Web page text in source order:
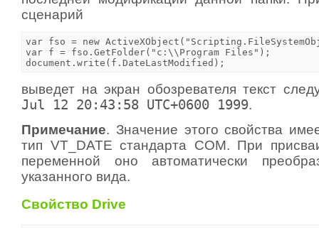
сценарий
var fso = new
var f = fso.GetFolder("c:\\Program Files");
document.write(f.DateLastModified);
выведет на экран обозревателя текст
Jul 12 20:43:58 UTC+0600 1999.
Примечание. Значение этого свойства
тип VT_DATE стандарта COM. При
переменной оно автоматически
указанного вида.
Свойство Drive